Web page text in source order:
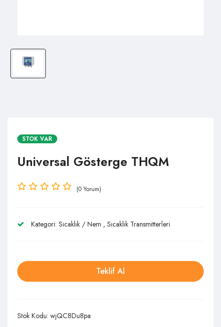
STOK VAR
Universal Gösterge THQM
(0 Yorum)
Kategori: Sıcaklık / Nem , Sıcaklık Transmitterleri
Teklif Al
Stok Kodu: wjQC8Du8pa